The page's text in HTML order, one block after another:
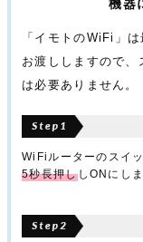
機器
「イモトのWiFi」
お渡ししますので
は必要ありません。
WiFiルーターのスイ
5秒長押ししONにしま